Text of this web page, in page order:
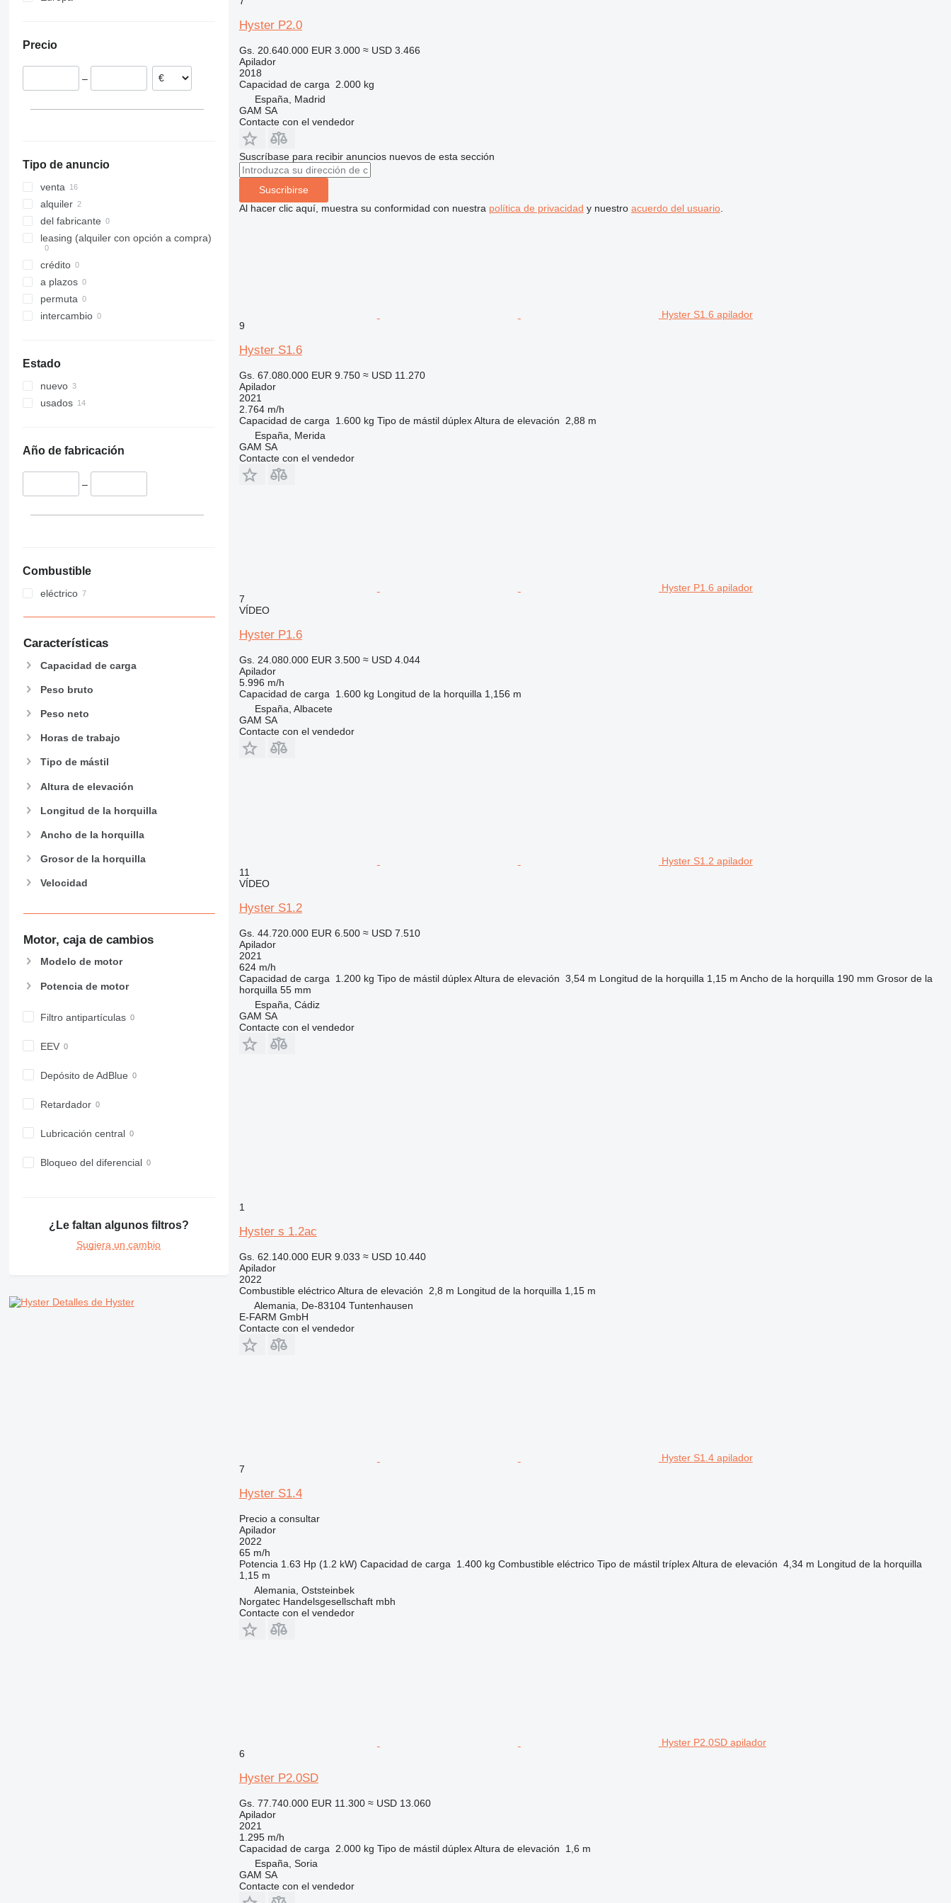
SXD
Croacia
Precio
–
Tipo de anuncio
venta
alquiler
del fabricante
leasing (alquiler con opción a compra)
crédito
a plazos
permuta
intercambio
Estado
nuevo
usados
Año de fabricación
–
Combustible
eléctrico
Características
Capacidad de carga
Peso bruto
Peso neto
Horas de trabajo
Tipo de mástil
Altura de elevación
Longitud de la horquilla
Ancho de la horquilla
Grosor de la horquilla
Velocidad
Motor, caja de cambios
Modelo de motor
Potencia de motor
Filtro antipartículas
EEV
Depósito de AdBlue
Retardador
Lubricación central
Bloqueo del diferencial
¿Le faltan algunos filtros?
Sugiera un cambio
Detalles de Hyster
Hyster P2.0
Gs. 20.640.000 EUR 3.000 ≈ USD 3.466
Apilador
2018
Capacidad de carga
2.000 kg
España, Madrid
GAM SA
Contacte con el vendedor
Suscríbase para recibir anuncios nuevos de esta sección
Suscribirse
Al hacer clic aquí, muestra su conformidad con nuestra política de privacidad y nuestro acuerdo del usuario.
Hyster S1.6 apilador
9
Hyster S1.6
Gs. 67.080.000 EUR 9.750 ≈ USD 11.270
Apilador
2021
2.764 m/h
Capacidad de carga
1.600 kg Tipo de mástil dúplex Altura de elevación
2,88 m
España, Merida
GAM SA
Contacte con el vendedor
Hyster P1.6 apilador
7
VÍDEO
Hyster P1.6
Gs. 24.080.000 EUR 3.500 ≈ USD 4.044
Apilador
5.996 m/h
Capacidad de carga
1.600 kg Longitud de la horquilla 1,156 m
España, Albacete
GAM SA
Contacte con el vendedor
Hyster S1.2 apilador
11
VÍDEO
Hyster S1.2
Gs. 44.720.000 EUR 6.500 ≈ USD 7.510
Apilador
2021
624 m/h
Capacidad de carga
1.200 kg Tipo de mástil dúplex Altura de elevación 3,54 m Longitud de la horquilla 1,15 m Ancho de la horquilla 190 mm Grosor de la
horquilla 55 mm
España, Cádiz
GAM SA
Contacte con el vendedor
1
Hyster s 1.2ac
Gs. 62.140.000 EUR 9.033 ≈ USD 10.440
Apilador
2022
Combustible eléctrico Altura de elevación 2,8 m Longitud de la horquilla 1,15 m
Alemania, De-83104 Tuntenhausen
E-FARM GmbH
Contacte con el vendedor
Hyster S1.4 apilador
7
Hyster S1.4
Precio a consultar
Apilador
2022
65 m/h
Potencia 1.63 Hp (1.2 kW) Capacidad de carga 1.400 kg Combustible eléctrico Tipo de mástil tríplex Altura de elevación 4,34 m Longitud de la horquilla
1,15 m
Alemania, Oststeinbek
Norgatec Handelsgesellschaft mbh
Contacte con el vendedor
Hyster P2.0SD apilador
6
Hyster P2.0SD
Gs. 77.740.000 EUR 11.300 ≈ USD 13.060
Apilador
2021
1.295 m/h
Capacidad de carga
2.000 kg Tipo de mástil dúplex Altura de elevación
1,6 m
España, Soria
GAM SA
Contacte con el vendedor